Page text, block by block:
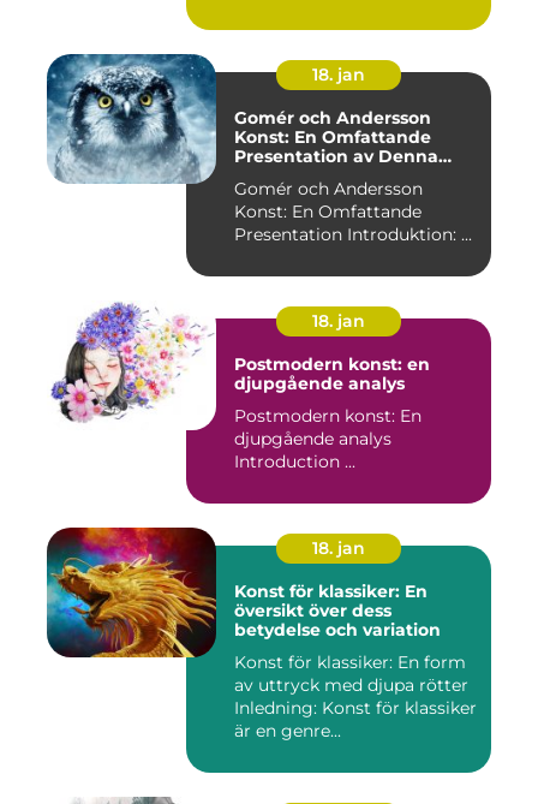
18. jan
Gomér och Andersson
Konst: En Omfattande
Presentation av Denna
Gomér och Andersson
Konst: En Omfattande
Presentation Introduktion: ...
18. jan
Postmodern konst: en
djupgående analys
Postmodern konst: En
djupgående analys
Introduction ...
18. jan
Konst för klassiker: En
översikt över dess
betydelse och variation
Konst för klassiker: En form
av uttryck med djupa rötter
Inledning: Konst för klassiker
är en genre...